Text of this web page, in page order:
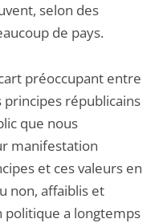
selon des
de pays.
préoccupant entre
républicains
que nous
manifestation
et ces valeurs en
non, affaiblis et
politique a longtemps